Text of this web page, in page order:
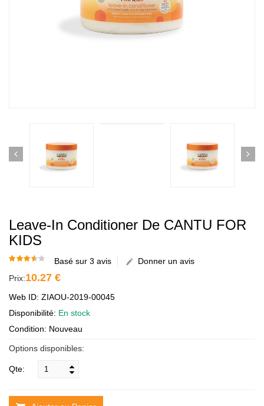
Leave-In Conditioner De CANTU FOR
KIDS
Basé sur 3 avis
Donner un avis
Prix:10.27 €
Web ID: ZIAOU-2019-00045
Disponibilité: En stock
Condition: Nouveau
Options disponibles:
Qte: